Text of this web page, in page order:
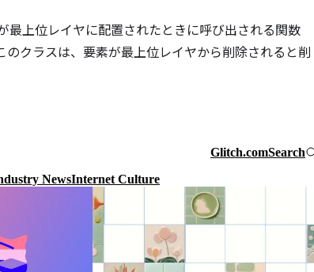
上位レイヤに配置されたときに呼び出される関数
のクラスは、要素が最上位レイヤから削除されると削